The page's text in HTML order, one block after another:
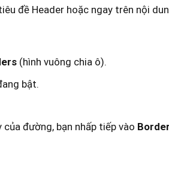
đề Header hoặc ngay trên nội
(hình vuông chia ô).
bật.
đường, bạn nhấp tiếp vào